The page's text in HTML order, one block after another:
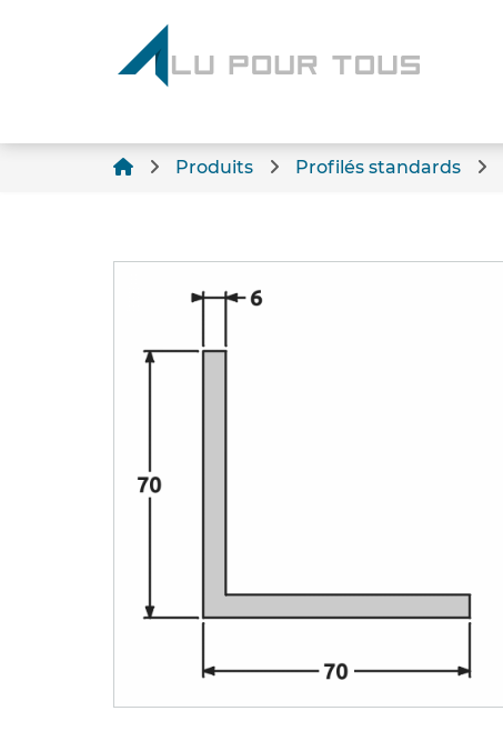
Produits Profilés standards